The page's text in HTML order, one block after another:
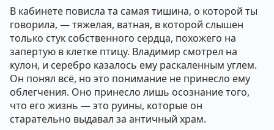
В кабинете повисла та самая тишина, о которой ты
говорила, — тяжелая, ватная, в которой слышен
только стук собственного сердца, похожего на
запертую в клетке птицу. Владимир смотрел на
кулон, и серебро казалось ему раскаленным углем.
Он понял всё, но это понимание не принесло ему
облегчения. Оно принесло лишь осознание того,
что его жизнь — это руины, которые он
старательно выдавал за античный храм.